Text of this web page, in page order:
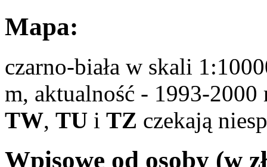
Mapa:
czarno-biała w skali
m, aktualność - 1993-2000
TW, TU i TZ czekają
Wpisowe od osoby (w